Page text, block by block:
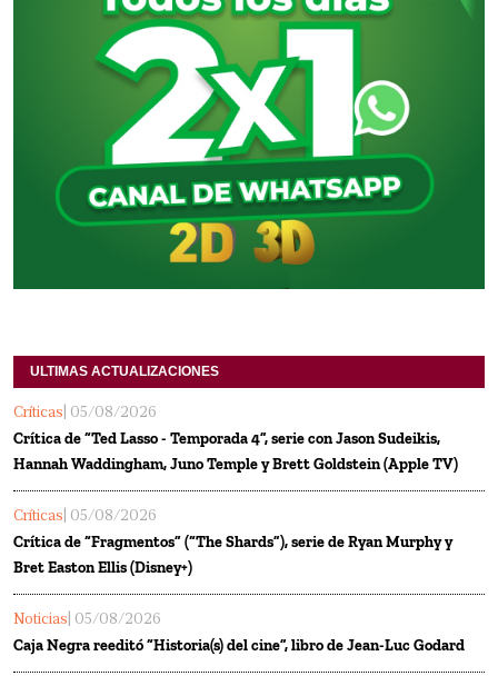
ULTIMAS ACTUALIZACIONES
Críticas | 05/08/2026
Crítica de “Ted Lasso - Temporada 4”, serie con Jason Sudeikis,
Hannah Waddingham, Juno Temple y Brett Goldstein (Apple TV)
Críticas | 05/08/2026
Crítica de “Fragmentos” (“The Shards”), serie de Ryan Murphy y
Bret Easton Ellis (Disney+)
Noticias | 05/08/2026
Caja Negra reeditó “Historia(s) del cine”, libro de Jean-Luc Godard